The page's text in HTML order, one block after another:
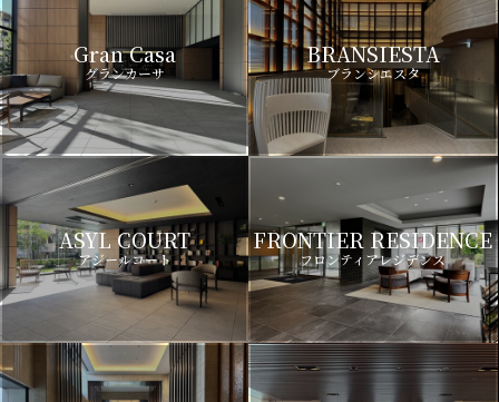
Gran Casa
グランカーサ
BRANSIESTA
ブランシエスタ
ASYL COURT
アジールコート
FRONTIER RESIDENCE
フロンティアレジデンス